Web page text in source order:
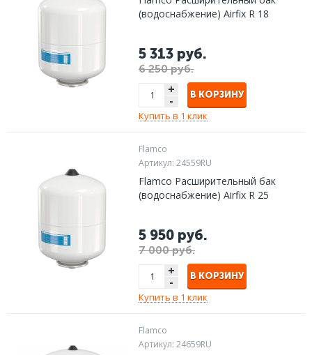
(водоснабжение) Airfix R 18
5 313 руб.
6 250 руб.
+
- В КОРЗИНУ
Купить в 1 клик
Flamco
Артикул:24559RU
Flamco Расширительный бак
(водоснабжение) Airfix R 25
5 950 руб.
7 000 руб.
+
- В КОРЗИНУ
Купить в 1 клик
Flamco
Артикул:24659RU